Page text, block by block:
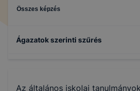
Összes képzés
Ágazatok szerinti szűrés
Az általános iskolai